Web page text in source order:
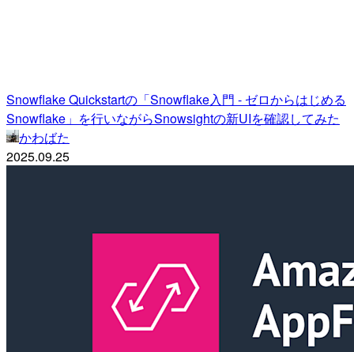
Snowflake Quickstartの「Snowflake入門 - ゼロからはじめる
Snowflake」を行いながらSnowsightの新UIを確認してみた
かわばた
2025.09.25